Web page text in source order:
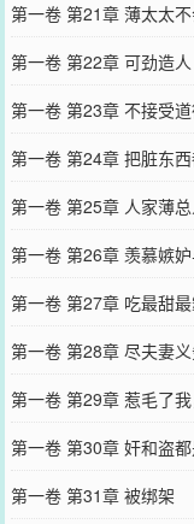
第一卷 第21章 薄太太
第一卷 第22章 可劲造人
第一卷 第23章 不接受
第一卷 第24章 把脏东
第一卷 第25章 人家薄
第一卷 第26章 羡慕嫉
第一卷 第27章 吃最甜
第一卷 第28章 尽夫妻
第一卷 第29章 惹毛了
第一卷 第30章 奸和盗
第一卷 第31章 被绑架